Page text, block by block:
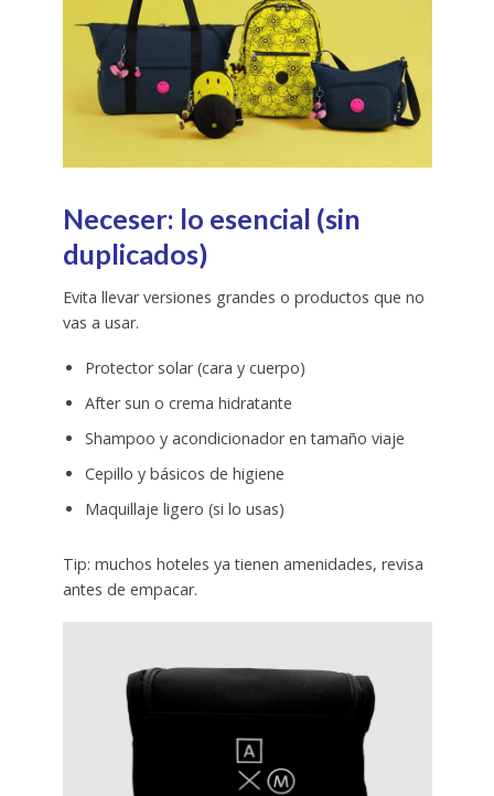
Neceser: lo esencial (sin
duplicados)
Evita llevar versiones grandes o productos que no
vas a usar.
Protector solar (cara y cuerpo)
After sun o crema hidratante
Shampoo y acondicionador en tamaño viaje
Cepillo y básicos de higiene
Maquillaje ligero (si lo usas)
Tip: muchos hoteles ya tienen amenidades, revisa
antes de empacar.